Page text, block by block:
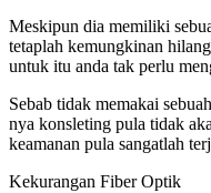
Meskipun dia memiliki
tetaplah kemungkinan
untuk itu anda tak perlu
Sebab tidak memakai
nya konsleting pula tidak
keamanan pula sangatlah
Kekurangan Fiber Optik